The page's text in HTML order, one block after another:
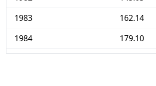
1983
162.14
1984
179.10